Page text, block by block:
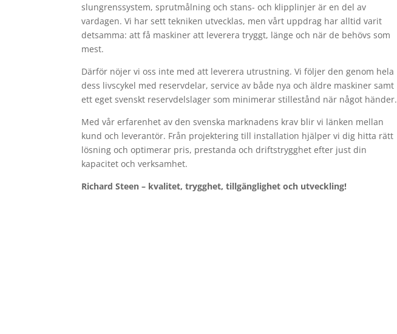
slungrenssystem, sprutmålning och stans- och klipplinjer är en del av
vardagen. Vi har sett tekniken utvecklas, men vårt uppdrag har alltid varit
detsamma: att få maskiner att leverera tryggt, länge och när de behövs som
mest.
Därför nöjer vi oss inte med att leverera utrustning. Vi följer den genom hela
dess livscykel med reservdelar, service av både nya och äldre maskiner samt
ett eget svenskt reservdelslager som minimerar stillestånd när något händer.
Med vår erfarenhet av den svenska marknadens krav blir vi länken mellan
kund och leverantör. Från projektering till installation hjälper vi dig hitta rätt
lösning och optimerar pris, prestanda och driftstrygghet efter just din
kapacitet och verksamhet.
Richard Steen – kvalitet, trygghet, tillgänglighet och utveckling!